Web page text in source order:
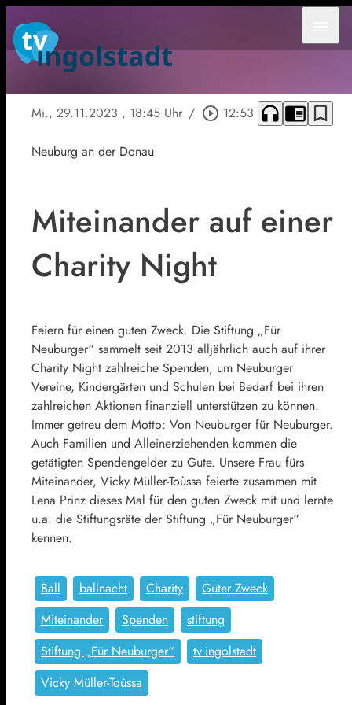
Mi., 29.11.2023 , 18:45 Uhr / play_circle_outline 12:53 headphones chrome_reader_mode bookmark_border
Neuburg an der Donau
Miteinander auf einer
Charity Night
Feiern für einen guten Zweck. Die Stiftung „Für
Neuburger“ sammelt seit 2013 alljährlich auch auf ihrer
Charity Night zahlreiche Spenden, um Neuburger
Vereine, Kindergärten und Schulen bei Bedarf bei ihren
zahlreichen Aktionen finanziell unterstützen zu können.
Immer getreu dem Motto: Von Neuburger für Neuburger.
Auch Familien und Alleinerziehenden kommen die
getätigten Spendengelder zu Gute. Unsere Frau fürs
Miteinander, Vicky Müller-Toùssa feierte zusammen mit
Lena Prinz dieses Mal für den guten Zweck mit und lernte
u.a. die Stiftungsräte der Stiftung „Für Neuburger“
kennen.
Ball ballnacht Charity
Guter Zweck
Miteinander
Spenden
stiftung
Stiftung „Für Neuburger“
tv.ingolstadt
Vicky Müller-Toùssa